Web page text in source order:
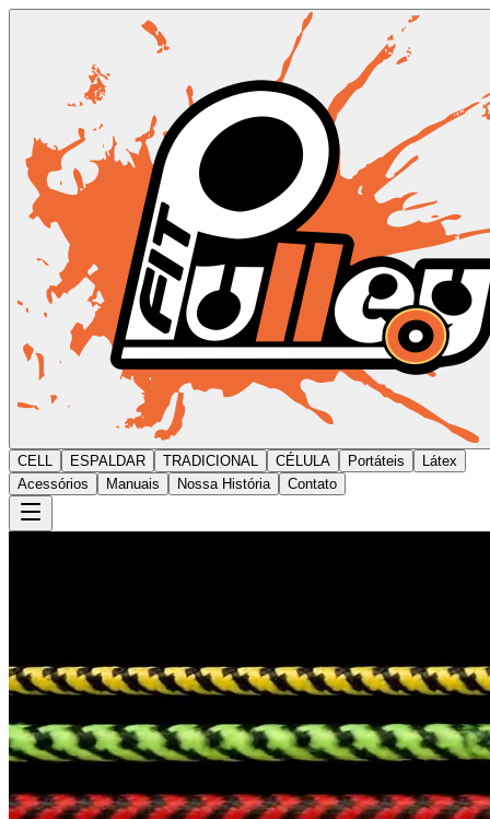
CELL ESPALDAR TRADICIONAL CÉLULA Portáteis
Látex
Acessórios
Manuais Nossa História Contato